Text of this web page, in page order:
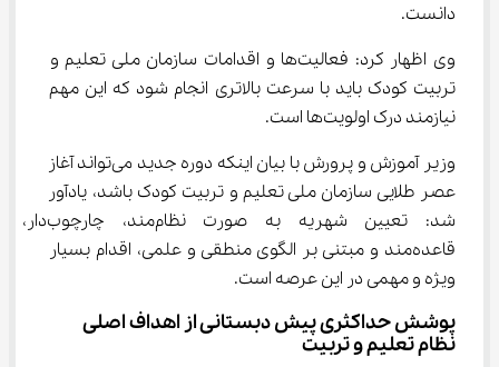
دانست.
وی اظهار کرد: فعالیت‌ها و اقدامات سازمان ملی تعلیم و
تربیت کودک باید با سرعت بالاتری انجام شود که این مهم
نیازمند درک اولویت‌ها است.
وزیر آموزش و پرورش با بیان اینکه دوره جدید می‌تواند آغاز
عصر طلایی سازمان ملی تعلیم و تربیت کودک باشد، یادآور
شد: تعیین شهریه به صورت نظام‌مند، چارچوب‌دار،
قاعده‌مند و مبتنی بر الگوی منطقی و علمی، اقدام بسیار
ویژه و مهمی در این عرصه است.
پوشش حداکثری پیش دبستانی از اهداف اصلی
نظام تعلیم و تربیت